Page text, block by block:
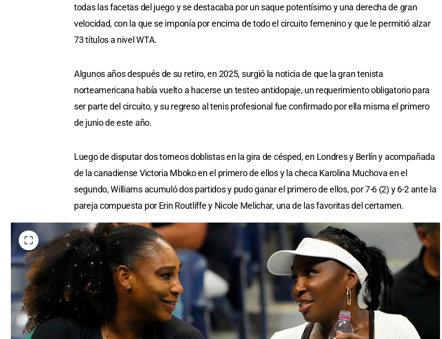
todas las facetas del juego y se destacaba por un saque potentísimo y una derecha de gran
velocidad, con la que se imponía por encima de todo el circuito femenino y que le permitió alzar
73 títulos a nivel WTA.
Algunos años después de su retiro, en 2025, surgió la noticia de que la gran tenista
norteamericana había vuelto a hacerse un testeo antidopaje, un requerimiento obligatorio para
ser parte del circuito, y su regreso al tenis profesional fue confirmado por ella misma el primero
de junio de este año.
Luego de disputar dos torneos doblistas en la gira de césped, en Londres y Berlín y acompañada
de la canadiense Victoria Mboko en el primero de ellos y la checa Karolina Muchova en el
segundo, Williams acumuló dos partidos y pudo ganar el primero de ellos, por 7-6 (2) y 6-2 ante la
pareja compuesta por Erin Routliffe y Nicole Melichar, una de las favoritas del certamen.